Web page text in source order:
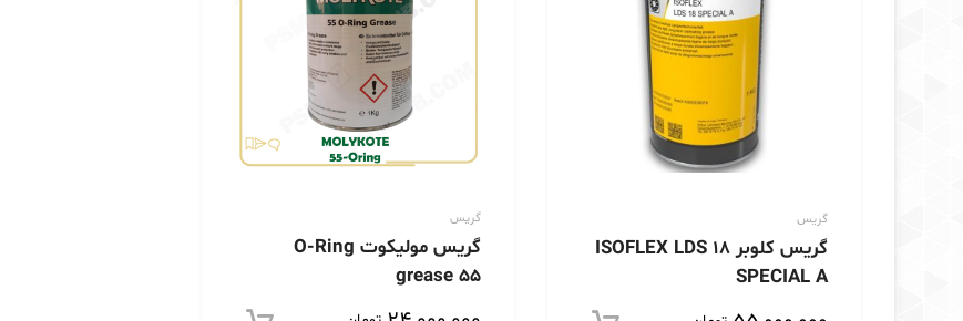
گریس
گریس کلوبر ISOFLEX LDS 18
SPECIAL A
گریس
گریس مولیکوت O-Ring
grease 55